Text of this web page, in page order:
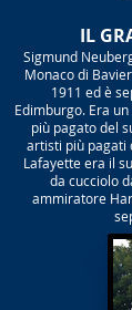
IL
Sigmund
Monaco di
1911 ed è
Edimburgo. Era
più pagato del
artisti più pagati
Lafayette era il
da cucciolo
ammiratore